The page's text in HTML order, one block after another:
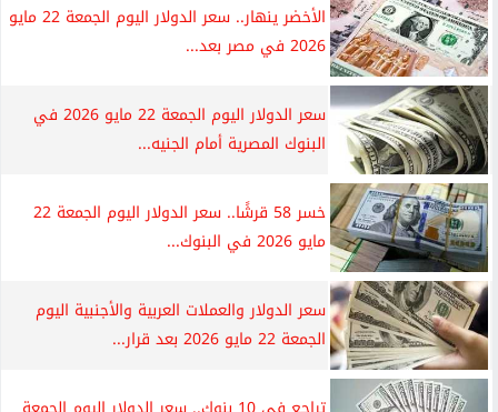
الأخضر ينهار.. سعر الدولار اليوم الجمعة 22 مايو
2026 في مصر بعد...
سعر الدولار اليوم الجمعة 22 مايو 2026 في
البنوك المصرية أمام الجنيه...
خسر 58 قرشًا.. سعر الدولار اليوم الجمعة 22
مايو 2026 في البنوك...
سعر الدولار والعملات العربية والأجنبية اليوم
الجمعة 22 مايو 2026 بعد قرار...